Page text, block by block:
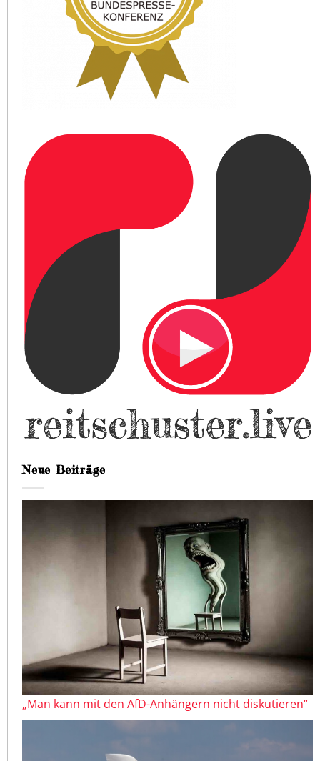
Neue Beiträge
„Man kann mit den AfD-Anhängern nicht diskutieren“